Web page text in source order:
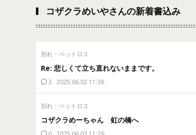
コザクラめいやさんの新着書込み
別れ・ペットロス
Re: 悲しくて立ち直れないままです。
3 2025.06.02 11:38
別れ・ペットロス
コザクラめーちゃん 虹の橋へ